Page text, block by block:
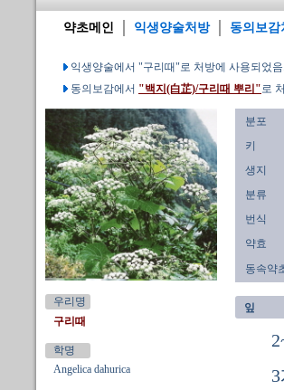
약초메인 익생양술처방 동의보감
익생양술에서 "구리때"로 처방에 사용되었음.
동의보감에서 "백지(白芷)/구리때 뿌리"로
우리명
구리때
학명
Angelica dahurica
분포
키
생지
분류
번식
약효
동속약
잎